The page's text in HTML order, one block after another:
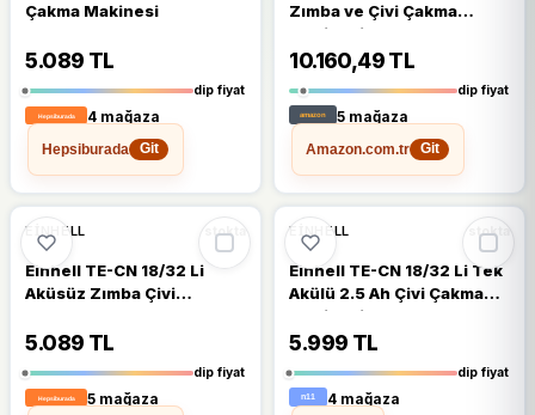
Çakma Makinesi
5.089 TL
dip fiyat
4 mağaza
Hepsiburada
Git
Zımba ve Çivi Çakma
Makinesi
10.160,49 TL
dip fiyat
5 mağaza
Amazon.com.tr
Git
%45 DÜŞTÜ
EINHELL stokta
Einhell TE-CN 18/32 Li
Aküsüz Zımba Çivi
5.089 TL
dip fiyat
5 mağaza
%44 DÜŞTÜ
EINHELL stokta
Einhell TE-CN 18/32 Li Tek
Akülü 2.5 Ah Çivi Çakma
Makinesi
5.999 TL
dip fiyat
4 mağaza